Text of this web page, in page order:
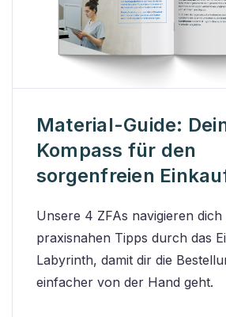
Material-Guide:
Kompass für den
sorgenfreien
Unsere 4 ZFAs navigieren dich
praxisnahen Tipps durch das
Labyrinth, damit dir die
einfacher von der Hand geht.